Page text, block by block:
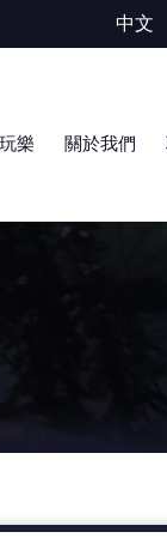
中文
樂 關於我們